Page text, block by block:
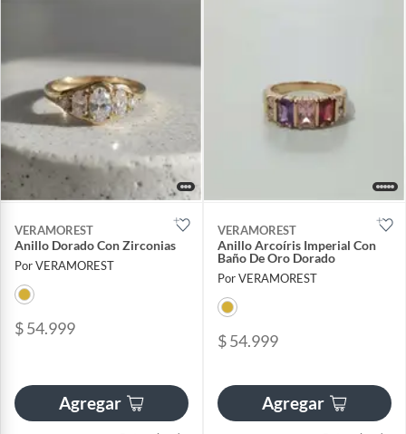
VERAMOREST
Anillo Dorado Con Zirconias
Por VERAMOREST
$ 54.999
Agregar
VERAMOREST
Anillo Arcoíris Imperial Con
Baño De Oro Dorado
Por VERAMOREST
$ 54.999
Agregar